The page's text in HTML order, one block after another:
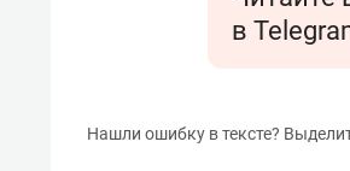
в
Нашли ошибку в тексте?